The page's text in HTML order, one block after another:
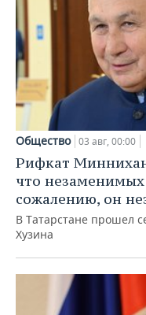
Общество 03 авг, 00:00
Рифкат
что
сожалению, он
В Татарстане прошел
Хузина